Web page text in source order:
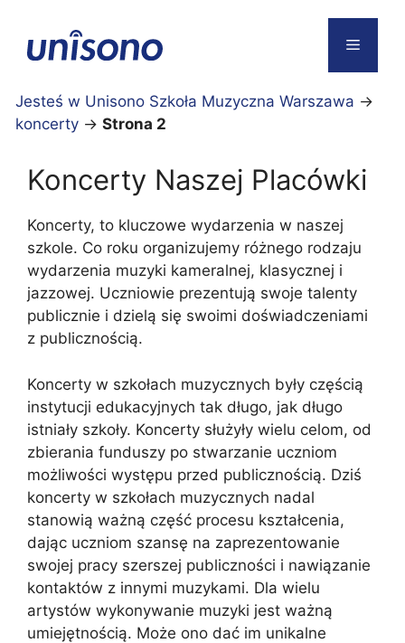
treści
Menu
Jesteś w Unisono Szkoła Muzyczna Warszawa →
koncerty → Strona 2
Koncerty Naszej Placówki
Koncerty, to kluczowe wydarzenia w naszej
szkole. Co roku organizujemy różnego rodzaju
wydarzenia muzyki kameralnej, klasycznej i
jazzowej. Uczniowie prezentują swoje talenty
publicznie i dzielą się swoimi doświadczeniami
z publicznością.
Koncerty w szkołach muzycznych były częścią
instytucji edukacyjnych tak długo, jak długo
istniały szkoły. Koncerty służyły wielu celom, od
zbierania funduszy po stwarzanie uczniom
możliwości występu przed publicznością. Dziś
koncerty w szkołach muzycznych nadal
stanowią ważną część procesu kształcenia,
dając uczniom szansę na zaprezentowanie
swojej pracy szerszej publiczności i nawiązanie
kontaktów z innymi muzykami. Dla wielu
artystów wykonywanie muzyki jest ważną
umiejętnością. Może ono dać im unikalne